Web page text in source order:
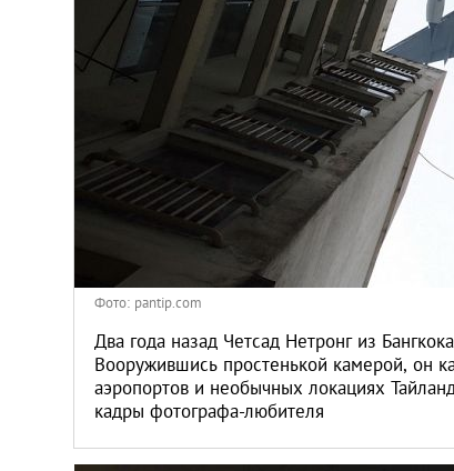
Москва
Париж
Паттайя
Пхукет
Санкт-Петербург
Фото: pantip.com
Два года назад Четсад Нетронг из
Вооружившись простенькой камерой, он
аэропортов и необычных локациях
кадры фотографа-любителя